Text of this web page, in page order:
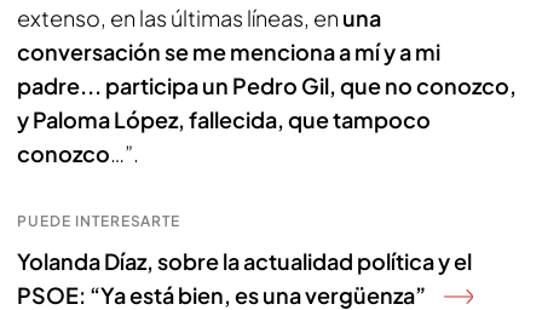
extenso, en las últimas líneas, en una
conversación se me menciona a mí y a mi
padre... participa un Pedro Gil, que no conozco,
y Paloma López, fallecida, que tampoco
conozco…”.
PUEDE INTERESARTE
Yolanda Díaz, sobre la actualidad política y el
PSOE: “Ya está bien, es una vergüenza”